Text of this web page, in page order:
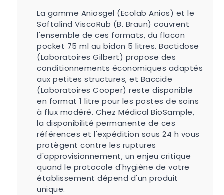
La gamme Aniosgel (Ecolab Anios) et le
Softalind ViscoRub (B. Braun) couvrent
l'ensemble de ces formats, du flacon
pocket 75 ml au bidon 5 litres. Bactidose
(Laboratoires Gilbert) propose des
conditionnements économiques adaptés
aux petites structures, et Baccide
(Laboratoires Cooper) reste disponible
en format 1 litre pour les postes de soins
à flux modéré. Chez Médical BioSample,
la disponibilité permanente de ces
références et l'expédition sous 24 h vous
protègent contre les ruptures
d'approvisionnement, un enjeu critique
quand le protocole d'hygiène de votre
établissement dépend d'un produit
unique.